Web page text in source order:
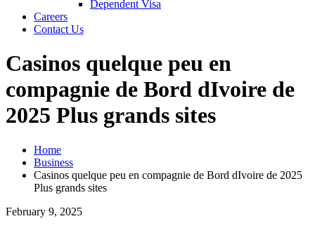
Dependent Visa
Careers
Contact Us
Casinos quelque peu en
compagnie de Bord dIvoire de
2025 Plus grands sites
Home
Business
Casinos quelque peu en compagnie de Bord dIvoire de 2025
Plus grands sites
February 9, 2025